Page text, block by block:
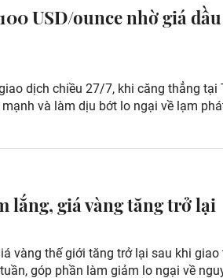
USD/ounce nhờ giá dầu
dịch chiều 27/7, khi căng thẳng tại
và làm dịu bớt lo ngại về lạm
lắng, giá vàng tăng trở lại
vàng thế giới tăng trở lại sau khi giao
góp phần làm giảm lo ngại về